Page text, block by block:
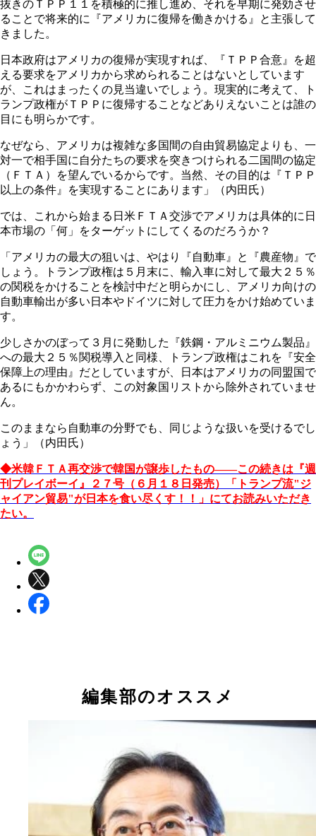
抜きのＴＰＰ１１を積極的に推し進め、それを早期に発効させ
ることで将来的に『アメリカに復帰を働きかける』と主張して
きました。
日本政府はアメリカの復帰が実現すれば、『ＴＰＰ合意』を超
える要求をアメリカから求められることはないとしています
が、これはまったくの見当違いでしょう。現実的に考えて、ト
ランプ政権がＴＰＰに復帰することなどありえないことは誰の
目にも明らかです。
なぜなら、アメリカは複雑な多国間の自由貿易協定よりも、一
対一で相手国に自分たちの要求を突きつけられる二国間の協定
（ＦＴＡ）を望んでいるからです。当然、その目的は『ＴＰＰ
以上の条件』を実現することにあります」（内田氏）
では、これから始まる日米ＦＴＡ交渉でアメリカは具体的に日
本市場の「何」をターゲットにしてくるのだろうか？
「アメリカの最大の狙いは、やはり『自動車』と『農産物』で
しょう。トランプ政権は５月末に、輸入車に対して最大２５％
の関税をかけることを検討中だと明らかにし、アメリカ向けの
自動車輸出が多い日本やドイツに対して圧力をかけ始めていま
す。
少しさかのぼって３月に発動した『鉄鋼・アルミニウム製品』
への最大２５％関税導入と同様、トランプ政権はこれを『安全
保障上の理由』だとしていますが、日本はアメリカの同盟国で
あるにもかかわらず、この対象国リストから除外されていませ
ん。
このままなら自動車の分野でも、同じような扱いを受けるでし
ょう」（内田氏）
◆米韓ＦＴＡ再交渉で韓国が譲歩したもの――この続きは『週
刊プレイボーイ』２７号（６月１８日発売）「トランプ流"ジ
ャイアン貿易"が日本を食い尽くす！！」にてお読みいただき
たい。
編集部のオススメ